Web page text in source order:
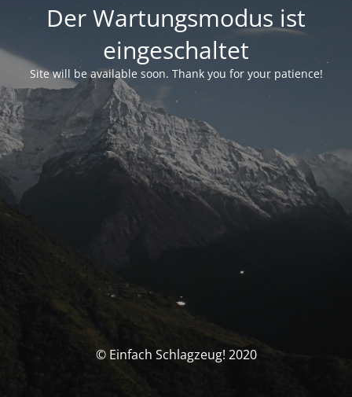
Der Wartungsmodus ist
eingeschaltet
Site will be available soon. Thank you for your patience!
© Einfach Schlagzeug! 2020